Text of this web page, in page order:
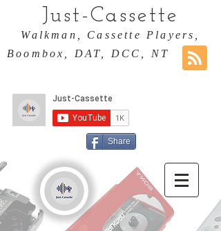
Just-Cassette
Walkman, Cassette Players,
Boombox, DAT, DCC, NT
Share